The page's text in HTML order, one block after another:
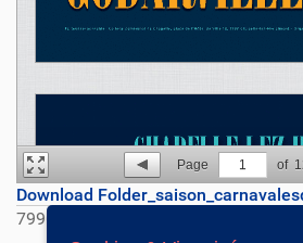
Page 1 of
Download
79908.458984375 KB